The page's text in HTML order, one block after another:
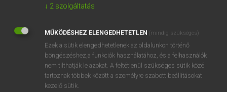
baby-minder
↓ 2 szolgáltatás
MŰKÖDÉSHEZ ELENGEDHETETLEN (mindig szükséges)
Ezek a sütik elengedhetetlenek az oldalunkon történő
böngészéshez,a funkciók használatához, és a felhasználók
nem tilthatják le azokat. A feltétlenül szükséges sütik közé
tartoznak többek között a személyre szabott beállításokat
kezelő sütik.